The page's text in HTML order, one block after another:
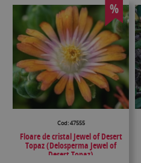
%
Cod: 47555
Floare de cristal Jewel of Desert
Topaz (Delosperma Jewel of
Desert Topaz)